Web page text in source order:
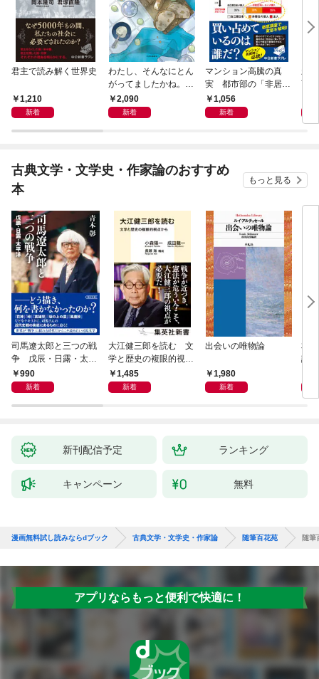
君主で読み解く世界史
1,210
新着
わたし、そんなにとん
がってましたかね。
獅子座、Ａ型、丙午は
めぐる
2,090
新着
マンション高騰の真
実 都市部の「非居住
化」が街を壊す
1,056
新着
新
育
古典文学・文学史・作家論のおすすめ
本
もっと見る
司馬遼太郎と三つの戦
争 戊辰・日露・太平
洋990
新着
大江健三郎を読む 文
学と歴史の複眼的視点
から1,485
新着
出会いの唯物論
1,980
新着
本
話）
新刊配信予定 ランキング
キャンペーン 無料
漫画無料試し読みならdブック 古典文学・文学史・作家論 随筆百花苑 随筆
アプリならもっと便利で快適に！